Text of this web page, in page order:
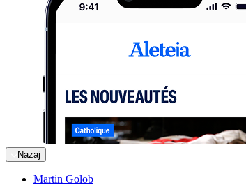
Nazaj
Martin Golob